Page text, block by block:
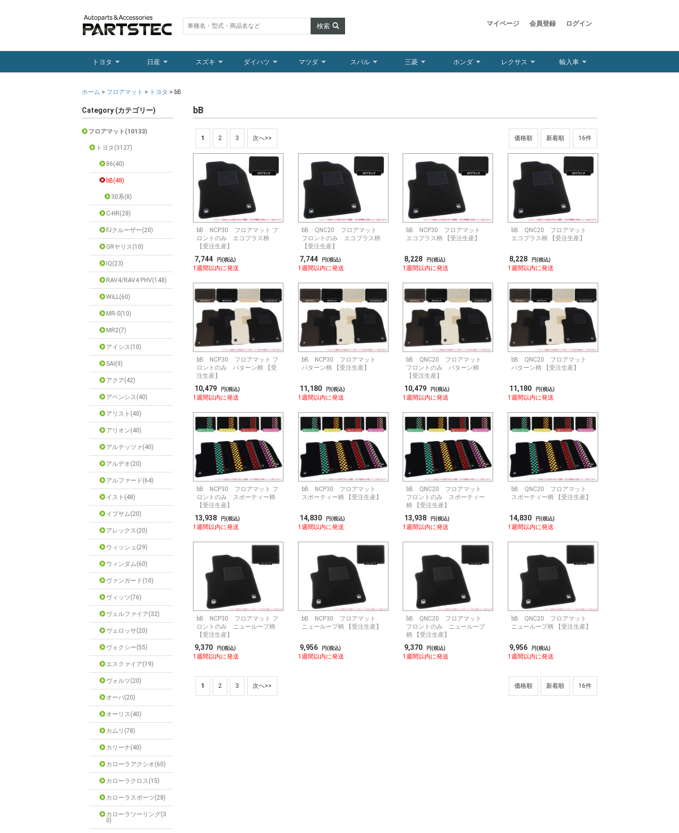
検索 マイページ 会員登録 ログイン
トヨタ 日産 スズキ ダイハツ マツダ スバル 三菱 ホンダ レクサス 輸入車
ホーム > フロアマット > トヨタ > bB
Category (カテゴリー)
フロアマット(10133)
トヨタ(3127)
86(40)
bB(48)
30系(8)
C-HR(28)
FJクルーザー(20)
GRヤリス(10)
IQ(23)
RAV4/RAV4 PHV(148)
WiLL(60)
MR-S(10)
MR2(7)
アイシス(10)
SAI(9)
アクア(42)
アベンシス(40)
アリスト(40)
アリオン(40)
アルテッツァ(40)
アルデオ(20)
アルファード(64)
イスト(48)
イプサム(20)
アレックス(20)
ウィッシュ(29)
ウィンダム(60)
ヴァンガード(10)
ヴィッツ(76)
ヴェルファイア(32)
ヴェロッサ(20)
ヴォクシー(55)
エスクァイア(19)
ヴォルツ(20)
オーパ(20)
オーリス(40)
カムリ(78)
カリーナ(40)
カローラアクシオ(60)
カローラクロス(15)
カローラスポーツ(28)
カローラツーリング(3
0)
bB
価格順 新着順
1 2 3 次へ>>
bB NCP30 フロアマット フ
ロントのみ エコプラス柄
【受注生産】
7,744 円(税込)
1週間以内に発送
bB QNC20 フロアマット
フロントのみ エコプラス柄
【受注生産】
7,744 円(税込)
1週間以内に発送
bB NCP30 フロアマット
エコプラス柄 【受注生産】
8,228 円(税込)
1週間以内に発送
bB QNC20 フロアマット
エコプラス柄 【受注生産】
8,228 円(税込)
1週間以内に発送
bB NCP30 フロアマット フ
ロントのみ パターン柄 【受
注生産】
10,479 円(税込)
1週間以内に発送
bB NCP30 フロアマット
パターン柄 【受注生産】
11,180 円(税込)
1週間以内に発送
bB QNC20 フロアマット
フロントのみ パターン柄
【受注生産】
10,479 円(税込)
1週間以内に発送
bB QNC20 フロアマット
パターン柄 【受注生産】
11,180 円(税込)
1週間以内に発送
bB NCP30 フロアマット フ
ロントのみ スポーティー柄
【受注生産】
13,938 円(税込)
1週間以内に発送
bB NCP30 フロアマット
スポーティー柄 【受注生産】
14,830 円(税込)
1週間以内に発送
bB QNC20 フロアマット
フロントのみ スポーティー
柄 【受注生産】
13,938 円(税込)
1週間以内に発送
bB QNC20 フロアマット
スポーティー柄 【受注生産】
14,830 円(税込)
1週間以内に発送
bB NCP30 フロアマット フ
ロントのみ ニューループ柄
【受注生産】
9,370 円(税込)
1週間以内に発送
bB NCP30 フロアマット
ニューループ柄 【受注生産】
9,956 円(税込)
1週間以内に発送
bB QNC20 フロアマット
フロントのみ ニューループ
柄 【受注生産】
9,370 円(税込)
1週間以内に発送
bB QNC20 フロアマット
ニューループ柄 【受注生産】
9,956 円(税込)
1週間以内に発送
価格順 新着順
1 2 3 次へ>>